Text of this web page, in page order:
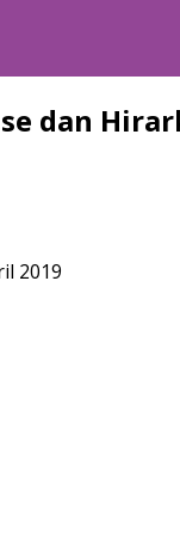
dan
2019